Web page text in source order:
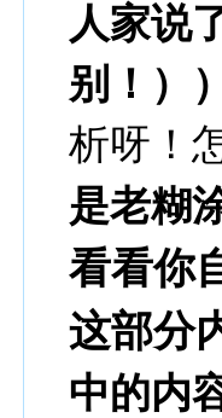
人家说
别！）
析呀！
是老糊
看看你
这部分
中的内